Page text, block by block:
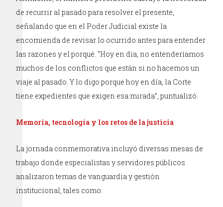
de recurrir al pasado para resolver el presente,
señalando que en el Poder Judicial existe la
encomienda de revisar lo ocurrido antes para entender
las razones y el porqué. “Hoy en día, no entenderíamos
muchos de los conflictos que están si no hacemos un
viaje al pasado. Y lo digo porque hoy en día, la Corte
tiene expedientes que exigen esa mirada”, puntualizó.
Memoria, tecnología y los retos de la justicia
La jornada conmemorativa incluyó diversas mesas de
trabajo donde especialistas y servidores públicos
analizaron temas de vanguardia y gestión
institucional, tales como: